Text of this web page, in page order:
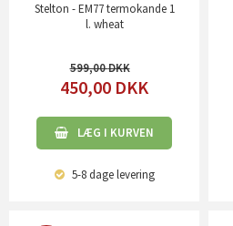
Stelton - EM77 termokande 1
l. wheat
599,00
450,00 DKK
LÆG I KURVEN
5-8 dagelevering